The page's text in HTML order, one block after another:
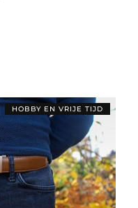
HOBBY EN VRIJE TIJD